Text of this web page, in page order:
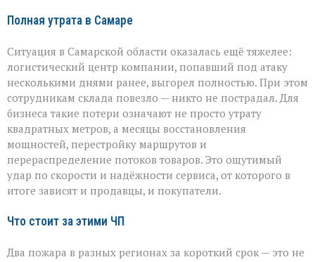
Полная утрата в Самаре
Ситуация в Самарской области оказалась ещё тяжелее:
логистический центр компании, попавший под атаку
несколькими днями ранее, выгорел полностью. При этом
сотрудникам склада повезло — никто не пострадал. Для
бизнеса такие потери означают не просто утрату
квадратных метров, а месяцы восстановления
мощностей, перестройку маршрутов и
перераспределение потоков товаров. Это ощутимый
удар по скорости и надёжности сервиса, от которого в
итоге зависят и продавцы, и покупатели.
Что стоит за этими ЧП
Два пожара в разных регионах за короткий срок — это не